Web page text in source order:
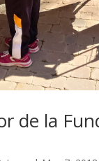
de la